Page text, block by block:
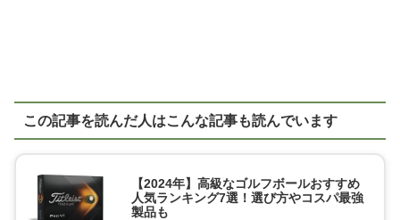
この記事を読んだ人はこんな記事も読んでいます
【2024年】高級なゴルフボールおすすめ
人気ランキング7選！選び方やコスパ最強
製品も